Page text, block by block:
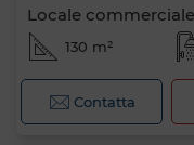
Locale
130 m²
Contatta